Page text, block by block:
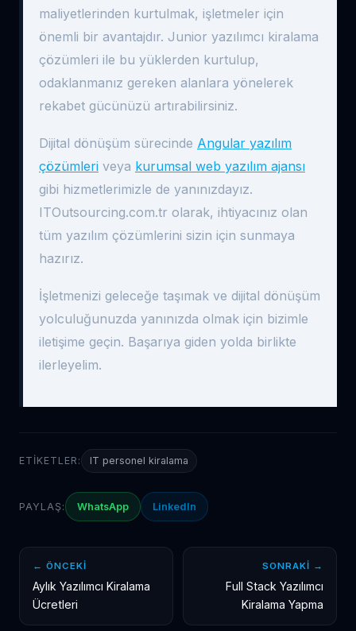
maliyetlerinden kurtulmak, işletmeler için
önemli bir avantajdır. Junior yazılımcı kiralama
çözümleri ile bu yüklerden kurtulup,
odaklanmanız gereken alanlara yönelerek
rekabet gücünüzü artırabilirsiniz.
Dijital dönüşüm sürecinde Angular yazılım
çözümleri veya kurumsal web yazılım ajansı
gibi hizmetlerimizle de yanınızdayız.
ITOutsourcing.com.tr olarak, ihtiyacınız olan
tüm yazılım çözümlerini sizin için sunmaya
hazırız.
İşletmenizi geleceğe taşımak ve dijital dönüşüm
yolculuğunuzda yanınızda olmak için bizimle
iletişime geçin. Başarıya giden yolda birlikte
ilerleyelim.
ETIKETLER: IT personel kiralama
PAYLAŞ: WhatsApp LinkedIn
← ÖNCEKI
Aylık Yazılımcı Kiralama
Ücretleri
SONRAKI →
Full Stack Yazılımcı
Kiralama Yapma